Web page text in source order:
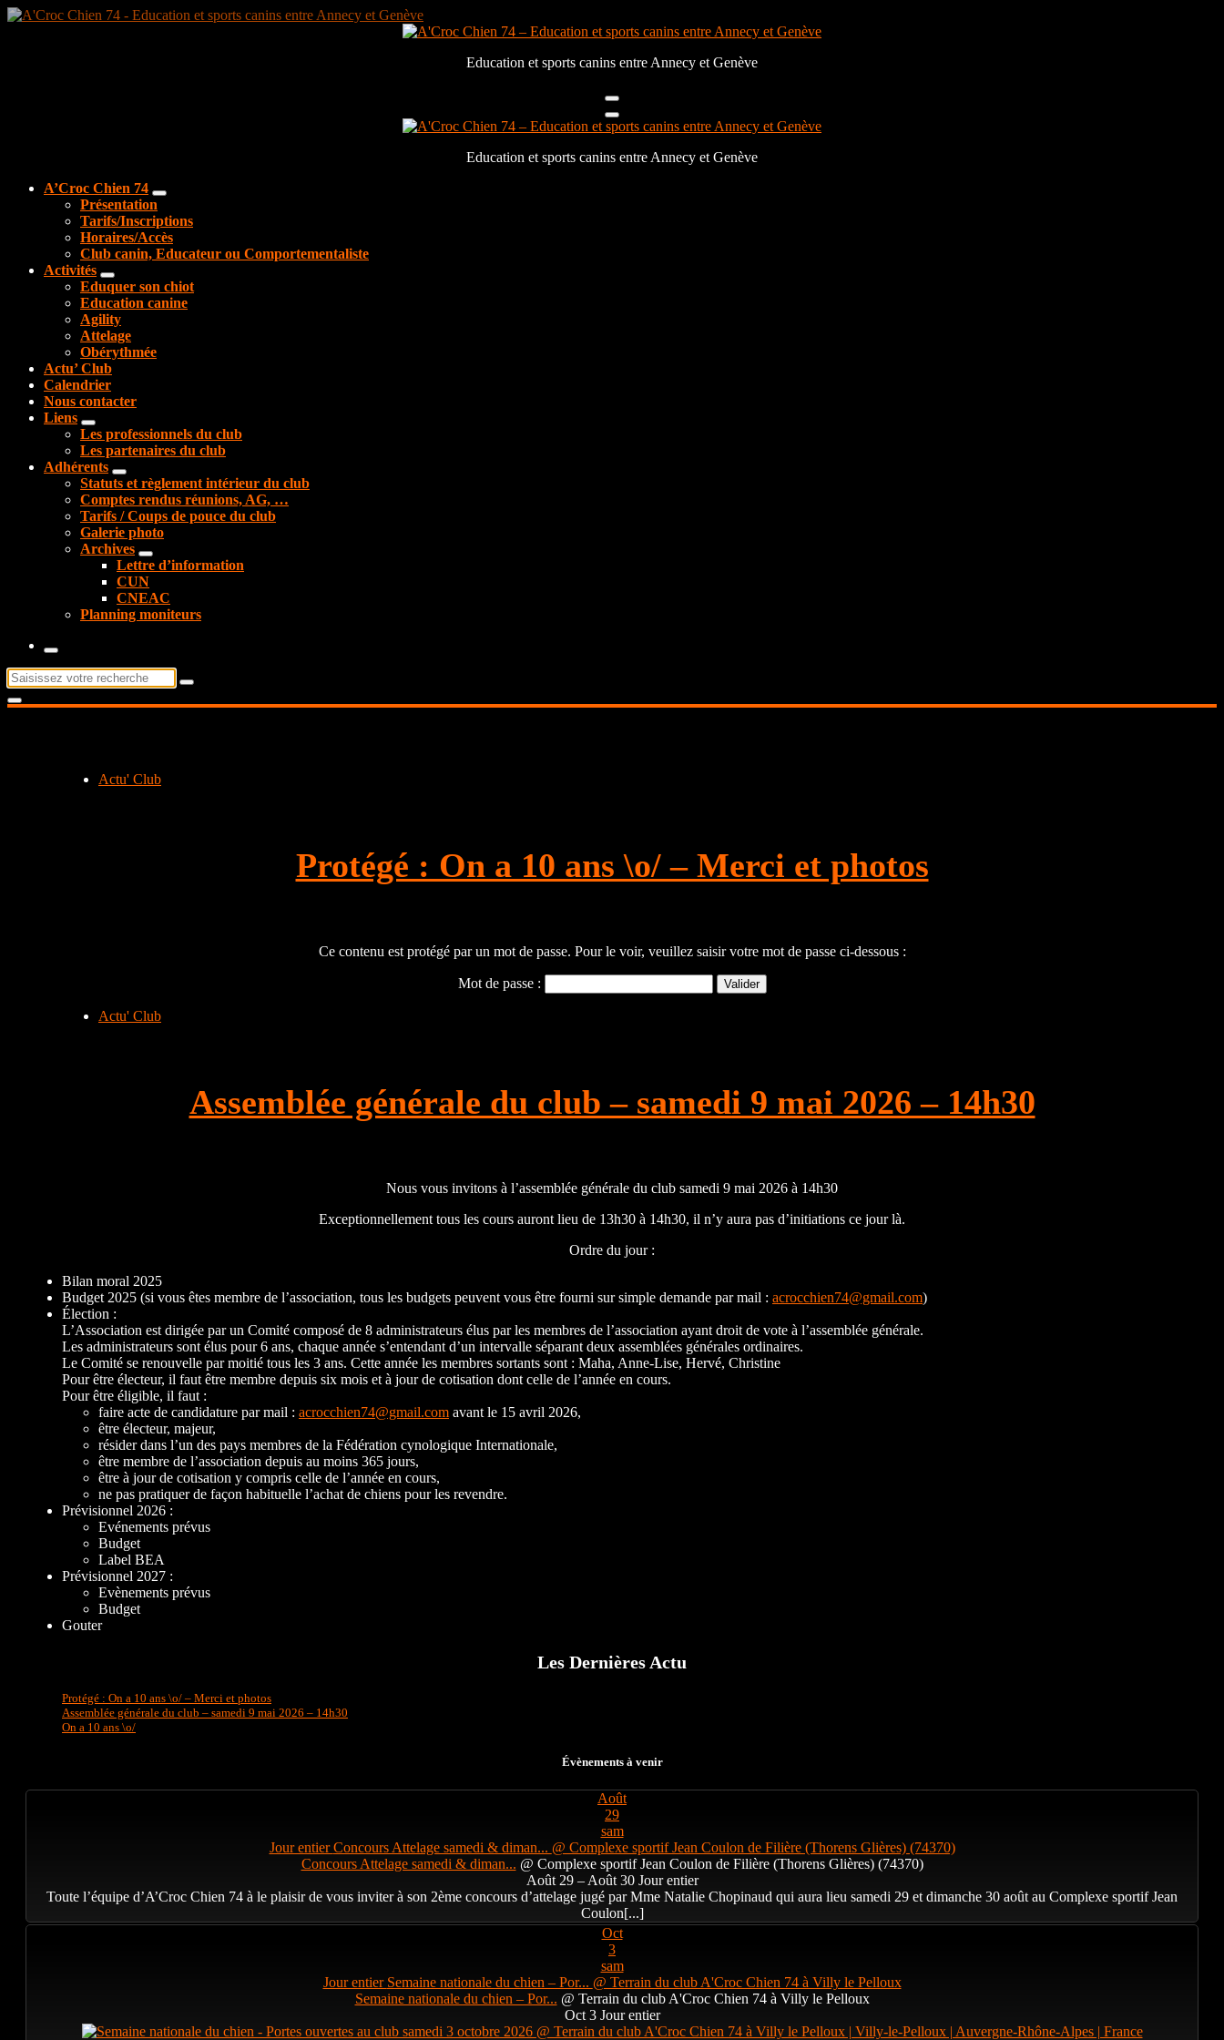
Aller
Education et sports canins entre Annecy et Genève
Education et sports canins entre Annecy et Genève
A’Croc Chien 74
Présentation
Tarifs/Inscriptions
Horaires/Accès
Club canin, Educateur ou Comportementaliste
Activités
Eduquer son chiot
Education canine
Agility
Attelage
Obérythmée
Actu’ Club
Calendrier
Nous contacter
Liens
Les professionnels du club
Les partenaires du club
Adhérents
Statuts et règlement intérieur du club
Comptes rendus réunions, AG, …
Tarifs / Coups de pouce du club
Galerie photo
Archives
Lettre d’information
CUN
CNEAC
Planning moniteurs
Recherche
pour :
Actu' Club
Protégé : On a 10 ans \o/ – Merci et photos
Ce contenu est protégé par un mot de passe. Pour le voir, veuillez saisir votre mot de passe ci-dessous :
Mot de passe :
Actu' Club
Assemblée générale du club – samedi 9 mai 2026 – 14h30
Nous vous invitons à l’assemblée générale du club samedi 9 mai 2026 à 14h30
Exceptionnellement tous les cours auront lieu de 13h30 à 14h30, il n’y aura pas d’initiations ce jour là.
Ordre du jour :
Bilan moral 2025
Budget 2025 (si vous êtes membre de l’association, tous les budgets peuvent vous être fourni sur simple demande par mail : acrocchien74@gmail.com)
Élection :
L’Association est dirigée par un Comité composé de 8 administrateurs élus par les membres de l’association ayant droit de vote à l’assemblée générale.
Les administrateurs sont élus pour 6 ans, chaque année s’entendant d’un intervalle séparant deux assemblées générales ordinaires.
Le Comité se renouvelle par moitié tous les 3 ans. Cette année les membres sortants sont : Maha, Anne-Lise, Hervé, Christine
Pour être électeur, il faut être membre depuis six mois et à jour de cotisation dont celle de l’année en cours.
Pour être éligible, il faut :
faire acte de candidature par mail : acrocchien74@gmail.com avant le 15 avril 2026,
être électeur, majeur,
résider dans l’un des pays membres de la Fédération cynologique Internationale,
être membre de l’association depuis au moins 365 jours,
être à jour de cotisation y compris celle de l’année en cours,
ne pas pratiquer de façon habituelle l’achat de chiens pour les revendre.
Prévisionnel 2026 :
Evénements prévus
Budget
Label BEA
Prévisionnel 2027 :
Evènements prévus
Budget
Gouter
Les Dernières Actu
Protégé : On a 10 ans \o/ – Merci et photos
Assemblée générale du club – samedi 9 mai 2026 – 14h30
On a 10 ans \o/
Évènements à venir
Août
29
sam
Jour entierConcours Attelage samedi & diman... @ Complexe sportif Jean Coulon de Filière (Thorens Glières) (74370)
Concours Attelage samedi & diman... @ Complexe sportif Jean Coulon de Filière (Thorens Glières) (74370)
Août 29 – Août 30 Jour entier
Toute l’équipe d’A’Croc Chien 74 à le plaisir de vous inviter à son 2ème concours d’attelage jugé par Mme Natalie Chopinaud qui aura lieu samedi 29 et dimanche 30 août au Complexe sportif Jean
Coulon[...]
Oct
3
sam
Jour entier Semaine nationale du chien – Por... @ Terrain du club A'Croc Chien 74 à Villy le Pelloux
Semaine nationale du chien – Por... @ Terrain du club A'Croc Chien 74 à Villy le Pelloux
Oct 3 Jour entier